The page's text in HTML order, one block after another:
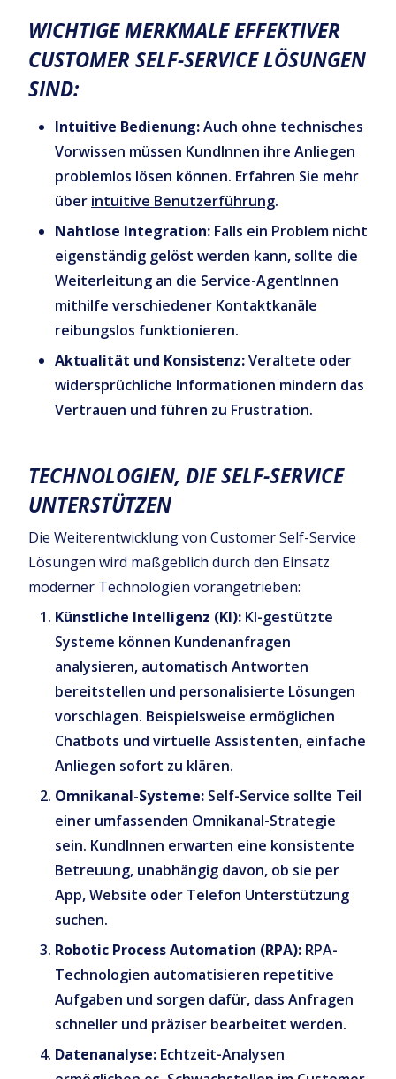
WICHTIGE MERKMALE EFFEKTIVER
CUSTOMER SELF-SERVICE LÖSUNGEN
SIND:
Intuitive Bedienung:Auch ohne technisches
Vorwissen müssen KundInnen ihre Anliegen
problemlos lösen können. Erfahren Sie mehr
über intuitive Benutzerführung.
Nahtlose Integration: Falls ein Problem nicht
eigenständig gelöst werden kann, sollte die
Weiterleitung an die Service-AgentInnen
mithilfe verschiedener Kontaktkanäle
reibungslos funktionieren.
Aktualität und Konsistenz:Veraltete oder
widersprüchliche Informationen mindern das
Vertrauen und führen zu Frustration.
TECHNOLOGIEN, DIE SELF-SERVICE
UNTERSTÜTZEN
Die Weiterentwicklung von Customer Self-Service
Lösungen wird maßgeblich durch den Einsatz
moderner Technologien vorangetrieben:
Künstliche Intelligenz (KI): KI-gestützte
Systeme können Kundenanfragen
analysieren, automatisch Antworten
bereitstellen und personalisierte Lösungen
vorschlagen. Beispielsweise ermöglichen
Chatbots und virtuelle Assistenten, einfache
Anliegen sofort zu klären.
Omnikanal-Systeme: Self-Service sollte Teil
einer umfassenden Omnikanal-Strategie
sein. KundInnen erwarten eine konsistente
Betreuung, unabhängig davon, ob sie per
App, Website oder Telefon Unterstützung
suchen.
Robotic Process Automation (RPA): RPA-
Technologien automatisieren repetitive
Aufgaben und sorgen dafür, dass Anfragen
schneller und präziser bearbeitet werden.
Datenanalyse: Echtzeit-Analysen